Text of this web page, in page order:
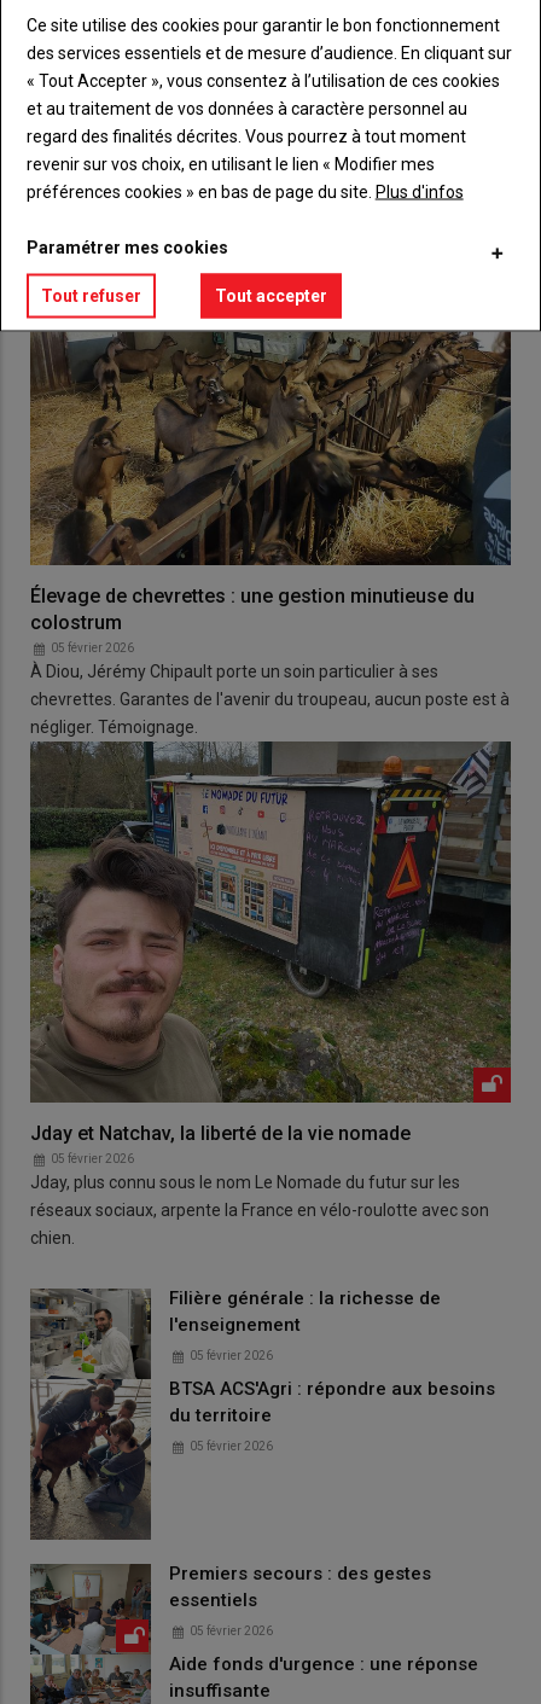
Créez un compte
VOUS AIMEREZ AUSSI
Élevage de chevrettes : une gestion minutieuse du
colostrum
05 février 2026
À Diou, Jérémy Chipault porte un soin particulier à ses
chevrettes. Garantes de l'avenir du troupeau, aucun poste est à
négliger. Témoignage.
Jday et Natchav, la liberté de la vie nomade
05 février 2026
Jday, plus connu sous le nom Le Nomade du futur sur les
réseaux sociaux, arpente la France en vélo-roulotte avec son
chien.
Filière générale : la richesse de
l'enseignement
05 février 2026
BTSA ACS'Agri : répondre aux besoins
du territoire
05 février 2026
Premiers secours : des gestes
essentiels
05 février 2026
Aide fonds d'urgence : une réponse
insuffisante
Ce site utilise des cookies pour garantir le bon fonctionnement
des services essentiels et de mesure d’audience. En cliquant sur
« Tout Accepter », vous consentez à l’utilisation de ces cookies
et au traitement de vos données à caractère personnel au
regard des finalités décrites. Vous pourrez à tout moment
revenir sur vos choix, en utilisant le lien « Modifier mes
préférences cookies » en bas de page du site. Plus d'infos
Paramétrer mes cookies
Tout refuser Tout accepter